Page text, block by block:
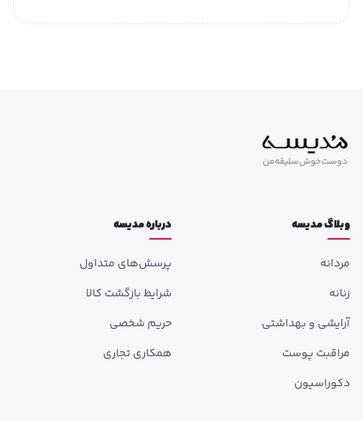
وبلاگ مدیسه
مردانه
زنانه
آرایشی و بهداشتی
مراقبت پوست
دکوراسیون
درباره مدیسه
پرسش‌های متداول
شرایط بازگشت کالا
حریم شخصی
همکاری تجاری